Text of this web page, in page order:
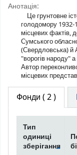
Анотація:
Це грунтовне
голодомору 1932-
місцевих фактів,
Сумського
(Свердловська) й
"ворогів народу"
Автор
місцевих
Фонди ( 2 )
Тип
одиниці
зберігання